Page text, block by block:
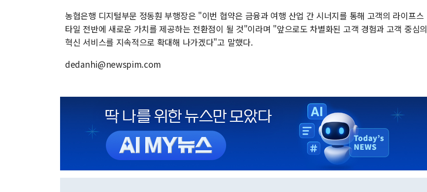
농협은행 디지털부문 정동훤 부행장은 "이번 협약은 금융과 여행 산업 간 시너지를 통해 고객의 라이프스
타일 전반에 새로운 가치를 제공하는 전환점이 될 것"이라며 "앞으로도 차별화된 고객 경험과 고객 중심의
혁신 서비스를 지속적으로 확대해 나가겠다"고 말했다.
dedanhi@newspim.com